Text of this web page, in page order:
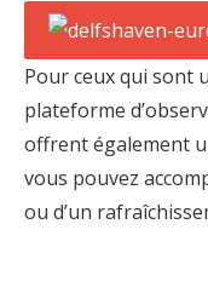
Pour ceux qui sont
plateforme
offrent également
vous pouvez
ou d’un